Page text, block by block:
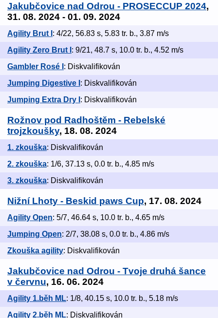
Jakubčovice nad Odrou - PROSECCUP 2024,
31. 08. 2024 - 01. 09. 2024
Agility Brut I : 4/22, 56.83 s, 5.83 tr. b., 3.87 m/s
Agility Zero Brut I : 9/21, 48.7 s, 10.0 tr. b., 4.52 m/s
Gambler Rosé I : Diskvalifikován
Jumping Digestive I : Diskvalifikován
Jumping Extra Dry I : Diskvalifikován
Rožnov pod Radhoštěm - Rebelské
trojzkoušky, 18. 08. 2024
1. zkouška: Diskvalifikován
2. zkouška: 1/6, 37.13 s, 0.0 tr. b., 4.85 m/s
3. zkouška: Diskvalifikován
Nižní Lhoty - Beskid paws Cup, 17. 08. 2024
Agility Open: 5/7, 46.64 s, 10.0 tr. b., 4.65 m/s
Jumping Open: 2/7, 38.08 s, 0.0 tr. b., 4.86 m/s
Zkouška agility: Diskvalifikován
Jakubčovice nad Odrou - Tvoje druhá šance
v červnu, 16. 06. 2024
Agility 1.běh ML: 1/8, 40.15 s, 10.0 tr. b., 5.18 m/s
Agility 2.běh ML: Diskvalifikován